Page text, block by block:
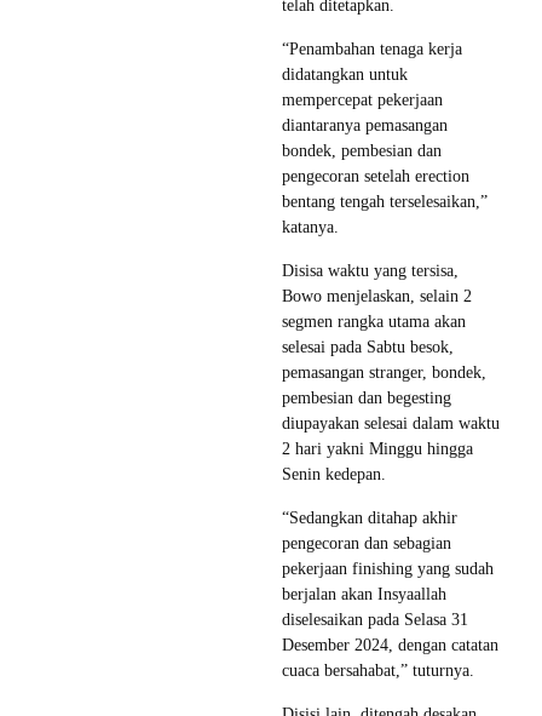
telah ditetapkan.
“Penambahan tenaga kerja
didatangkan untuk
mempercepat pekerjaan
diantaranya pemasangan
bondek, pembesian dan
pengecoran setelah erection
bentang tengah terselesaikan,”
katanya.
Disisa waktu yang tersisa,
Bowo menjelaskan, selain 2
segmen rangka utama akan
selesai pada Sabtu besok,
pemasangan stranger, bondek,
pembesian dan begesting
diupayakan selesai dalam waktu
2 hari yakni Minggu hingga
Senin kedepan.
“Sedangkan ditahap akhir
pengecoran dan sebagian
pekerjaan finishing yang sudah
berjalan akan Insyaallah
diselesaikan pada Selasa 31
Desember 2024, dengan catatan
cuaca bersahabat,” tuturnya.